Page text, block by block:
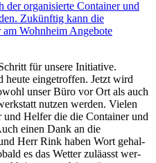
für unse­re Initiative.
heu­te ein­ge­trof­fen. Jetzt wird
unser Büro vor Ort als auch
nut­zen wer­den. Vielen
Helfer die die Container und
einen Dank an die
Herr Rink haben Wort gehal­
es das Wetter zulä­asst wer­